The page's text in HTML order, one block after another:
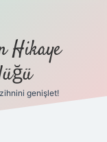
Hikaye
genişlet!